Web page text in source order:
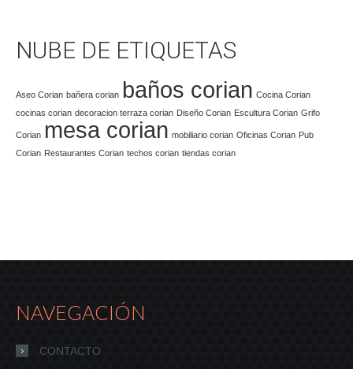
NUBE DE ETIQUETAS
Aseo Corian bañera corian baños corian Cocina Corian
cocinas corian decoracion terraza corian Diseño Corian Escultura Corian Grifo
Corian mesa corian mobiliario corian Oficinas Corian Pub
Corian Restaurantes Corian techos corian tiendas corian
NAVEGACIÓN
CONTACTO